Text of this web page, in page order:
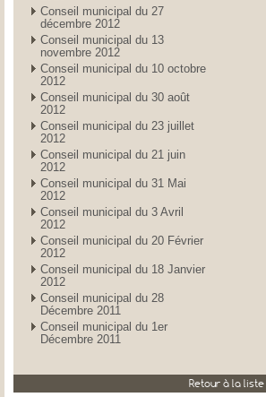
Conseil municipal du 27
décembre 2012
Conseil municipal du 13
novembre 2012
Conseil municipal du 10 octobre
2012
Conseil municipal du 30 août
2012
Conseil municipal du 23 juillet
2012
Conseil municipal du 21 juin
2012
Conseil municipal du 31 Mai
2012
Conseil municipal du 3 Avril
2012
Conseil municipal du 20 Février
2012
Conseil municipal du 18 Janvier
2012
Conseil municipal du 28
Décembre 2011
Conseil municipal du 1er
Décembre 2011
Retour à la liste